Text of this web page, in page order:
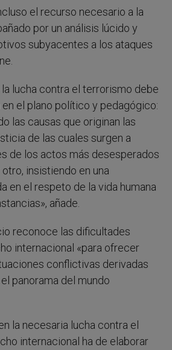
el recurso necesario a la
por un análisis lúcido y
subyacentes a los ataques
lucha contra el terrorismo debe
el plano político y pedagógico:
las causas que originan las
de las cuales surgen a
de los actos más desesperados
insistiendo en una
en el respeto de la vida humana
añade.
reconoce las dificultades
internacional «para ofrecer
conflictivas derivadas
panorama del mundo
la necesaria lucha contra el
internacional ha de elaborar